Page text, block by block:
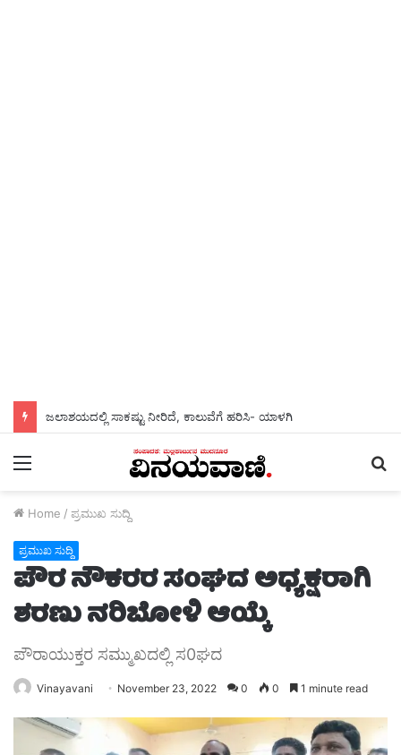
ಜಲಾಶಯದಲ್ಲಿ ಸಾಕಷ್ಟು ನೀರಿದೆ, ಕಾಲುವೆಗೆ ಹರಿಸಿ- ಯಾಳಗಿ
Menu
Home / ಪ್ರಮುಖ ಸುದ್ದಿ
ಪ್ರಮುಖ ಸುದ್ದಿ
ಪೌರ ನೌಕರರ ಸಂಘದ ಅಧ್ಯಕ್ಷರಾಗಿ
ಶರಣು ನರಿಬೋಳಿ ಆಯ್ಕೆ
ಪೌರಾಯುಕ್ತರ ಸಮ್ಮುಖದಲ್ಲಿ ಸ0ಘದ
Vinayavani November 23, 2022 0 0 1 minute read